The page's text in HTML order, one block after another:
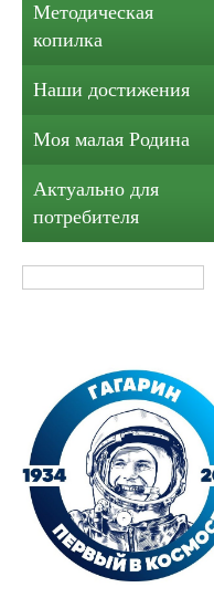
Методическая
копилка
Наши достижения
Моя малая Родина
Актуально для
потребителя